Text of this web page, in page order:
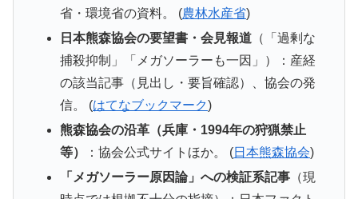
省・環境省の資料。 (農林水産省)
日本熊森協会の要望書・会見報道（「過剰な
捕殺抑制」「メガソーラーも一因」）：産経
の該当記事（見出し・要旨確認）、協会の発
信。 (はてなブックマーク)
熊森協会の沿革（兵庫・1994年の狩猟禁止
等）
：協会公式サイトほか。 (日本熊森協会)
「メガソーラー原因論」への検証系記事（現